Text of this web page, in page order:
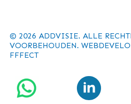
© 2026 ADDVISIE. ALLE
VOORBEHOUDEN.
FFFECT